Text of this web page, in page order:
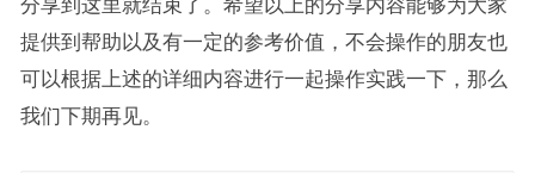
分享到这里就结束了。希望以上的分享内容能够为大家
提供到帮助以及有一定的参考价值，不会操作的朋友也
可以根据上述的详细内容进行一起操作实践一下，那么
我们下期再见。